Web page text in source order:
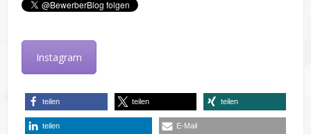
Instagram
teilen teilen teilen
teilen E-Mail